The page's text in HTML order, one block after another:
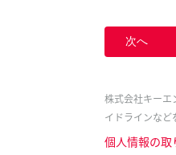
次へ
株式会社キーエ
イドラインなど
個人情報の取